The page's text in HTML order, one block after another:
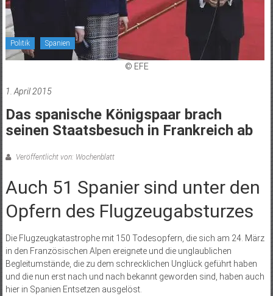
Politik Spanien
© EFE
1. April 2015
Das spanische Königspaar brach
seinen Staatsbesuch in Frankreich ab
Veröffentlicht von: Wochenblatt
Auch 51 Spanier sind unter den
Opfern des Flugzeugabsturzes
Die Flugzeugkatastrophe mit 150 Todesopfern, die sich am 24. März
in den Französischen Alpen ereignete und die unglaublichen
Begleitumstände, die zu dem schrecklichen Unglück geführt haben
und die nun erst nach und nach bekannt geworden sind, haben auch
hier in Spanien Entsetzen ausgelöst.